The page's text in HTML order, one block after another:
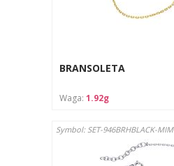
BRANSOLETA
Waga: 1.92g
Symbol: SET-946BRHBLACK-MIM